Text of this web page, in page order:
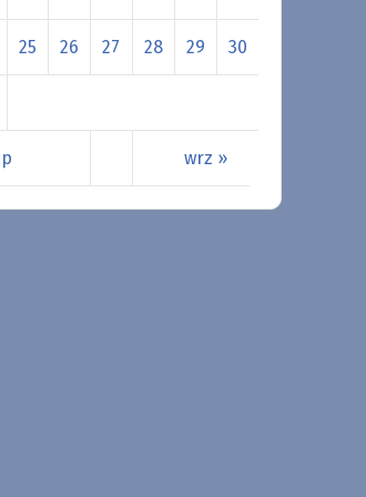
wrz »
25 26 27 28 29 30